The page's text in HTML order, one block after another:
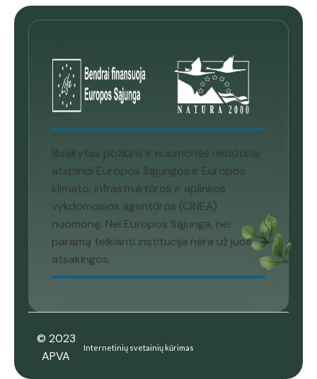
Išsakytas požiūris ir nuomonės nebūtinai
atspindi Europos Sąjungos ir Europos
klimato, infrastruktūros ir aplinkos
vykdomosios agentūros (CINEA)
nuomonę. Nei Europos Sąjunga, nei
paramą teikianti institucija nėra už juos
atsakingos.
© 2023
APVA
Internetinių svetainių kūrimas